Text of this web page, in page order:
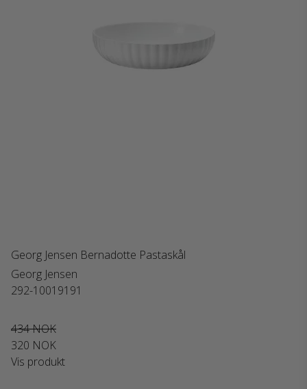
Georg Jensen Bernadotte Pastaskål
Georg Jensen
292-10019191
434 NOK
320 NOK
Vis produkt